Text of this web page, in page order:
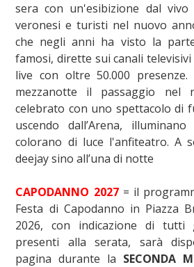
sera con un'esibizione dal vivo
veronesi e turisti nel nuovo
che negli anni ha visto la
famosi, dirette sui canali
live con oltre 50.000 presenze.
mezzanotte il passaggio nel
celebrato con uno spettacolo di
uscendo dall’Arena,
colorano di luce l'anfiteatro. A
deejay sino all’una di notte
CAPODANNO 2027= il
Festa di Capodanno in Piazza
2026, con indicazione di
presenti alla serata, sarà
pagina durante la SECONDA